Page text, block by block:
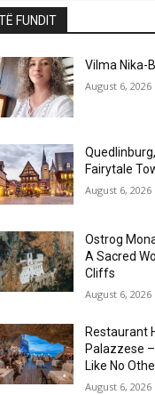
FUNDIT
Vilma Nika-
August 6, 2026
Fairytale
August 6, 2026
Ostrog
A Sacred
Cliffs
August 6, 2026
Restaurant
Palazzese
Like No
August 6, 2026